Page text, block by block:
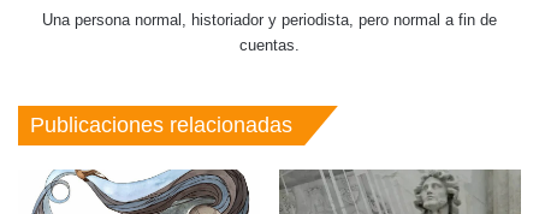
Una persona normal, historiador y periodista, pero normal a fin de
cuentas.
Publicaciones relacionadas